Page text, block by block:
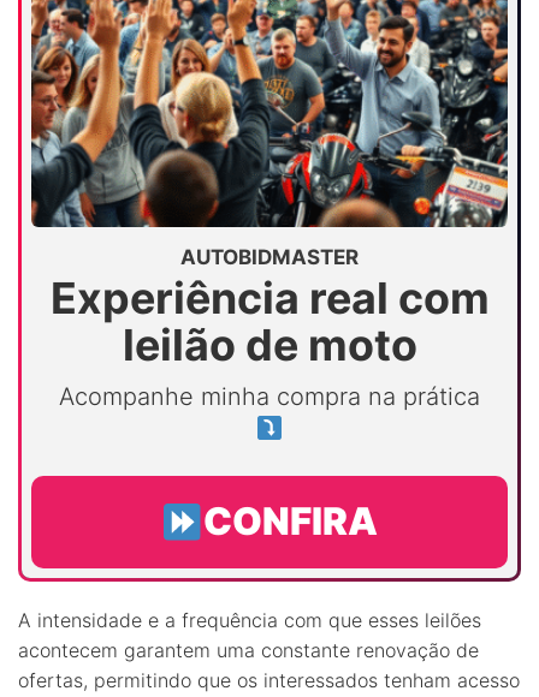
AUTOBIDMASTER
Experiência real com
leilão de moto
Acompanhe minha compra na prática
CONFIRA
A intensidade e a frequência com que esses leilões
acontecem garantem uma constante renovação de
ofertas, permitindo que os interessados tenham acesso